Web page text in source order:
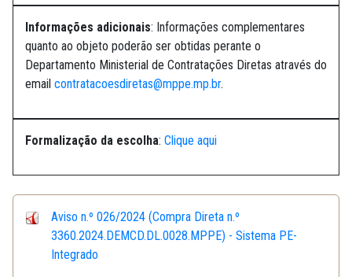
Informações adicionais: Informações complementares
quanto ao objeto poderão ser obtidas perante o
Departamento Ministerial de Contratações Diretas através do
email contratacoesdiretas@mppe.mp.br.
Formalização da escolha: Clique aqui
Aviso n.º 026/2024 (Compra Direta n.º
3360.2024.DEMCD.DL.0028.MPPE) - Sistema PE-
Integrado